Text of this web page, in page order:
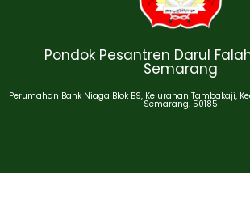
Pondok Pesantren Darul
Semarang
Perumahan Bank Niaga Blok B9, Kelurahan Tambakaji,
Semarang. 50185